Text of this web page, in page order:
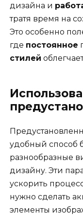
дизайна и
тратя время на
Это особенно
где постоянное
стилей
удобный способ
разнообразные
дизайну. Эти
ускорить
нужно сделать
элементы